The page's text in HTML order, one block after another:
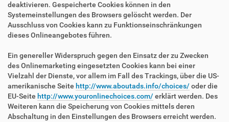
deaktivieren. Gespeicherte Cookies können in den
Systemeinstellungen des Browsers gelöscht werden. Der
Ausschluss von Cookies kann zu Funktionseinschränkungen
dieses Onlineangebotes führen.
Ein genereller Widerspruch gegen den Einsatz der zu Zwecken
des Onlinemarketing eingesetzten Cookies kann bei einer
Vielzahl der Dienste, vor allem im Fall des Trackings, über die US-
amerikanische Seite http://www.aboutads.info/choices/ oder die
EU-Seite http://www.youronlinechoices.com/ erklärt werden. Des
Weiteren kann die Speicherung von Cookies mittels deren
Abschaltung in den Einstellungen des Browsers erreicht werden.